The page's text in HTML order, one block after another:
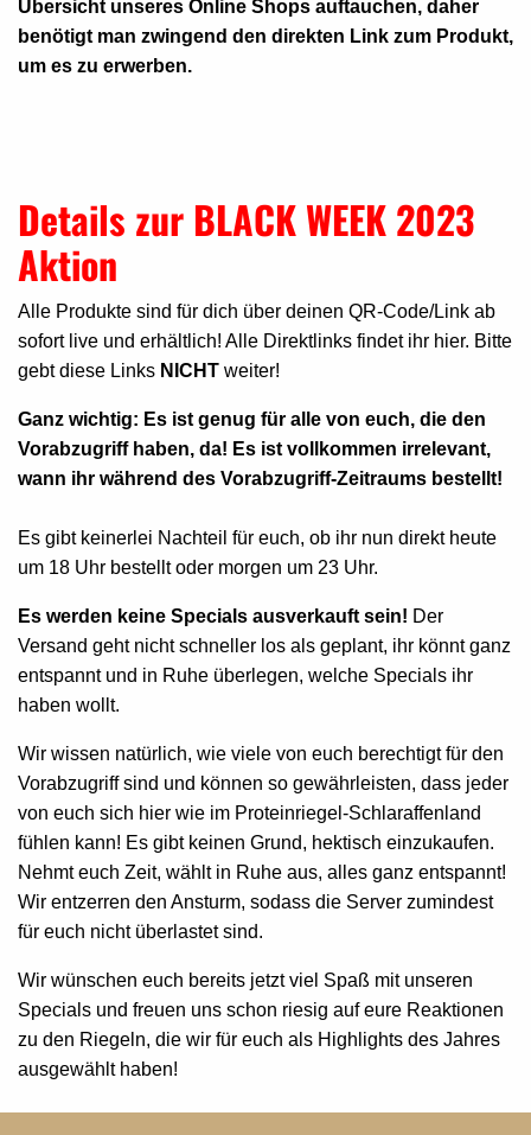
Übersicht unseres Online Shops auftauchen, daher
benötigt man zwingend den direkten Link zum Produkt,
um es zu erwerben.
Details zur BLACK WEEK 2023
Aktion
Alle Produkte sind für dich über deinen QR-Code/Link ab
sofort live und erhältlich! Alle Direktlinks findet ihr hier. Bitte
gebt diese Links NICHT weiter!
Ganz wichtig: Es ist genug für alle von euch, die den
Vorabzugriff haben, da! Es ist vollkommen irrelevant,
wann ihr während des Vorabzugriff-Zeitraums bestellt!
Es gibt keinerlei Nachteil für euch, ob ihr nun direkt heute
um 18 Uhr bestellt oder morgen um 23 Uhr.
Es werden keine Specials ausverkauft sein! Der
Versand geht nicht schneller los als geplant, ihr könnt ganz
entspannt und in Ruhe überlegen, welche Specials ihr
haben wollt.
Wir wissen natürlich, wie viele von euch berechtigt für den
Vorabzugriff sind und können so gewährleisten, dass jeder
von euch sich hier wie im Proteinriegel-Schlaraffenland
fühlen kann! Es gibt keinen Grund, hektisch einzukaufen.
Nehmt euch Zeit, wählt in Ruhe aus, alles ganz entspannt!
Wir entzerren den Ansturm, sodass die Server zumindest
für euch nicht überlastet sind.
Wir wünschen euch bereits jetzt viel Spaß mit unseren
Specials und freuen uns schon riesig auf eure Reaktionen
zu den Riegeln, die wir für euch als Highlights des Jahres
ausgewählt haben!